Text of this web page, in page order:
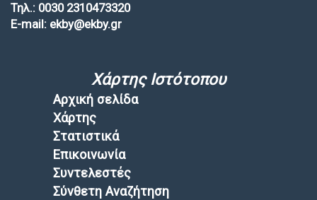
Τηλ.: 0030 2310473320
E-mail: ekby@ekby.gr
Χάρτης Ιστότοπου
Αρχική σελίδα
Χάρτης
Στατιστικά
Επικοινωνία
Συντελεστές
Σύνθετη Αναζήτηση